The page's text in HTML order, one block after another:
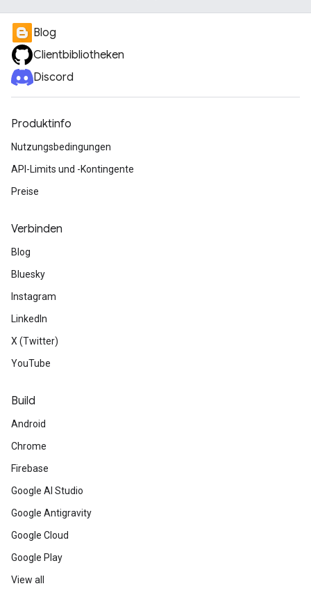
Blog
Clientbibliotheken
Discord
Produktinfo
Nutzungsbedingungen
API-Limits und -Kontingente
Preise
Verbinden
Blog
Bluesky
Instagram
LinkedIn
X (Twitter)
YouTube
Build
Android
Chrome
Firebase
Google AI Studio
Google Antigravity
Google Cloud
Google Play
View all